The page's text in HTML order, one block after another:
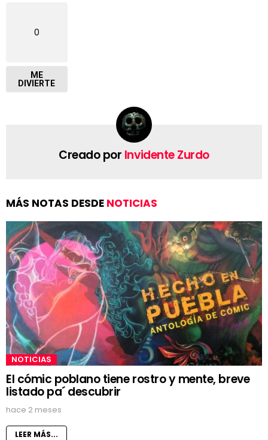
0
ME
DIVIERTE
Creado por Invidente Zurdo
MÁS NOTAS DESDE NOTICIAS
NOTICIAS
El cómic poblano tiene rostro y mente, breve
listado pa´ descubrir
hace 2 meses
LEER MÁS...